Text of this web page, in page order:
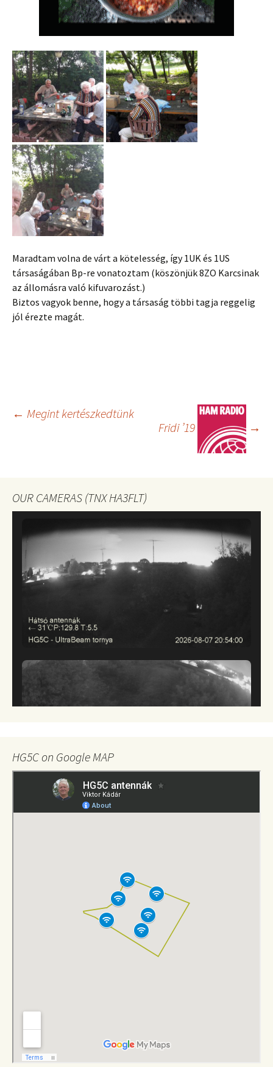
Maradtam volna de várt a kötelesség, így 1UK és 1US
társaságában Bp-re vonatoztam (köszönjük 8ZO Karcsinak
az állomásra való kifuvarozást.)
Biztos vagyok benne, hogy a társaság többi tagja reggelig
jól érezte magát.
Bejegyzés
← Megint kertészkedtünk
Fridi ’19
→
OUR CAMERAS (TNX HA3FLT)
HG5C on Google MAP